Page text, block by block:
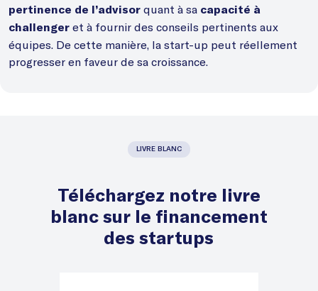
pertinence de l’advisor quant à sa capacité à
challenger et à fournir des conseils pertinents aux
équipes. De cette manière, la start-up peut réellement
progresser en faveur de sa croissance.
LIVRE BLANC
Téléchargez notre livre
blanc sur le financement
des startups